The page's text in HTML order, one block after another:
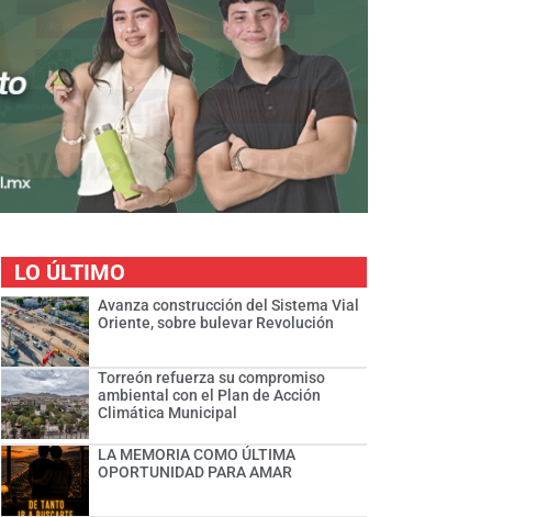
LO ÚLTIMO
Avanza construcción del Sistema Vial
Oriente, sobre bulevar Revolución
Torreón refuerza su compromiso
ambiental con el Plan de Acción
Climática Municipal
LA MEMORIA COMO ÚLTIMA
OPORTUNIDAD PARA AMAR